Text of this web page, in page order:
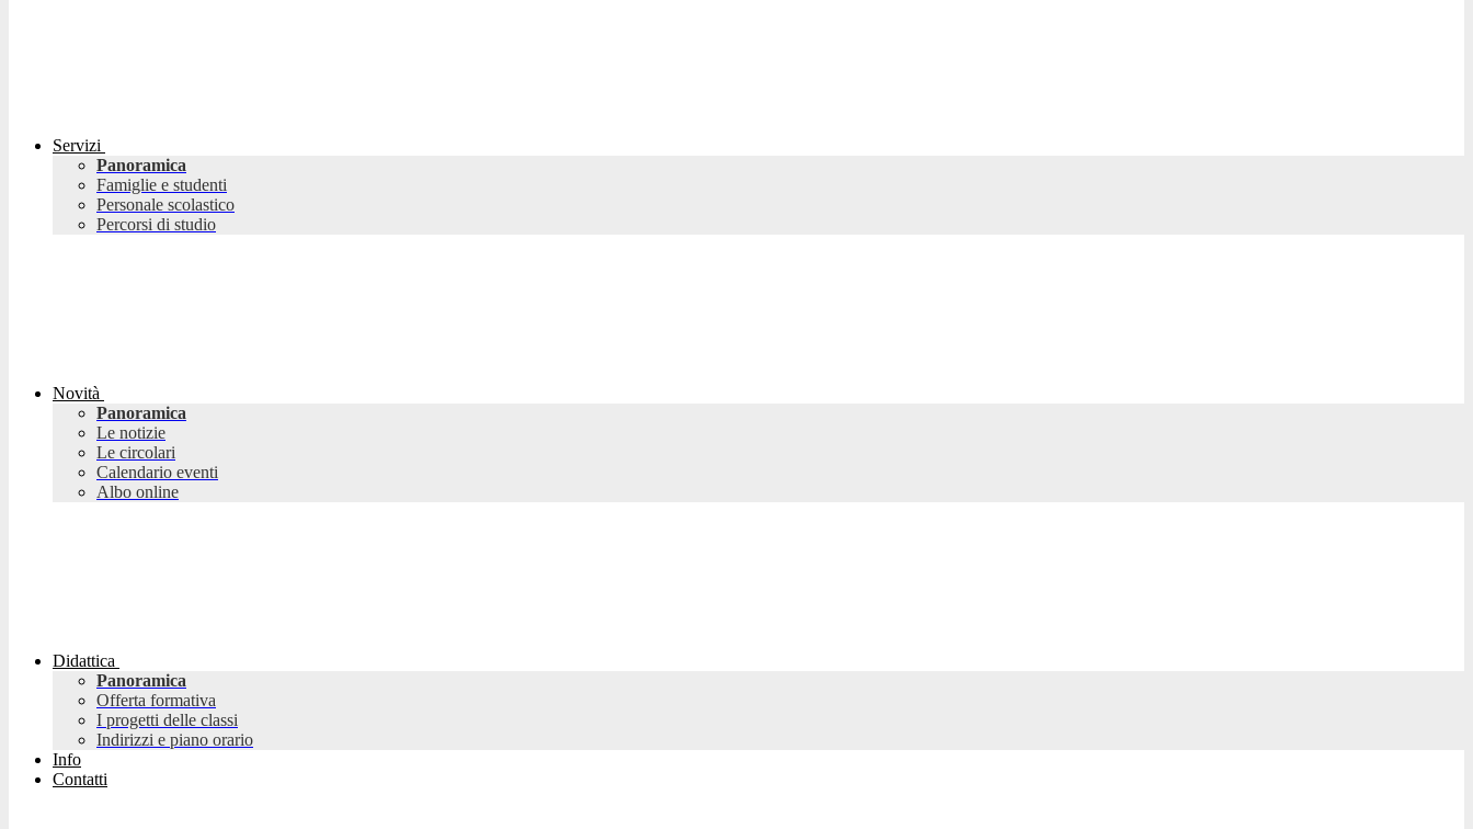
Servizi
Panoramica
Famiglie e studenti
Personale scolastico
Percorsi di studio
Novità
Panoramica
Le notizie
Le circolari
Calendario eventi
Albo online
Didattica
Panoramica
Offerta formativa
I progetti delle classi
Indirizzi e piano orario
Info
Contatti